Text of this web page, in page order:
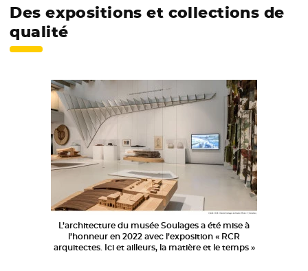
Des expositions et collections de
qualité
L’architecture du musée Soulages a été mise à
l’honneur en 2022 avec l’exposition « RCR
arquitectes. Ici et ailleurs, la matière et le temps »